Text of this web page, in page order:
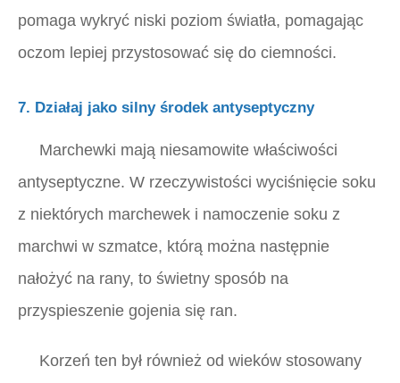
pomaga wykryć niski poziom światła, pomagając
oczom lepiej przystosować się do ciemności.
7. Działaj jako silny środek antyseptyczny
Marchewki mają niesamowite właściwości
antyseptyczne. W rzeczywistości wyciśnięcie soku
z niektórych marchewek i namoczenie soku z
marchwi w szmatce, którą można następnie
nałożyć na rany, to świetny sposób na
przyspieszenie gojenia się ran.
Korzeń ten był również od wieków stosowany